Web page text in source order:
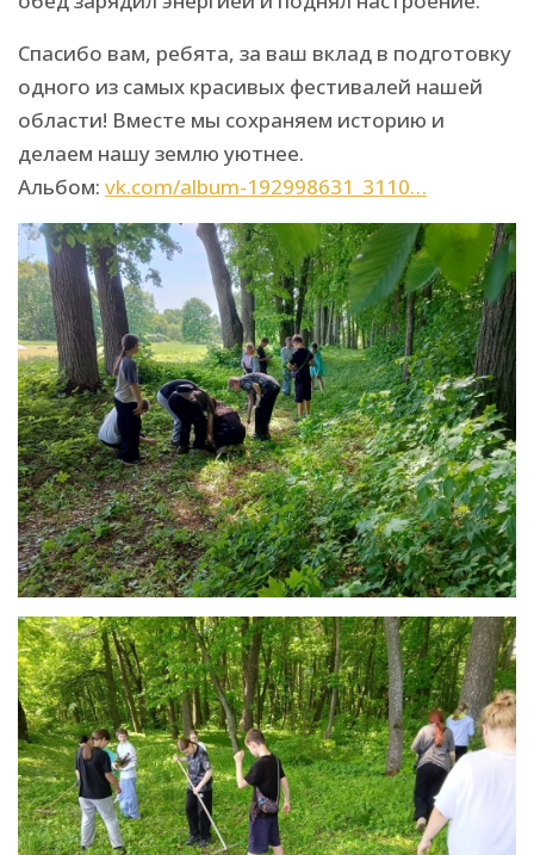
Спасибо вам, ребята, за ваш вклад в подготовку
одного из самых красивых фестивалей нашей
области! Вместе мы сохраняем историю и
делаем нашу землю уютнее.
Альбом: vk.com/album-192998631_3110…